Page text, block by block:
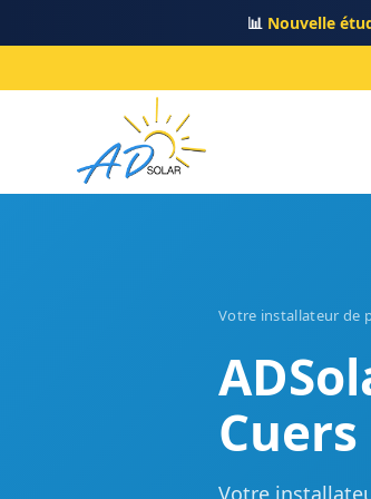
📊 Nouvelle
Votre installateur de
Cuers
Votre